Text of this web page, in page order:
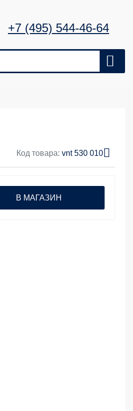
+7 (495) 544-46-64
Код товара: vnt 530 010
В МАГАЗИН